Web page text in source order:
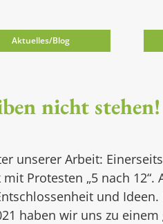
Aktuelles/Blog
nicht stehen!
unserer Arbeit:
Protesten „5 nach
und
haben wir uns zu